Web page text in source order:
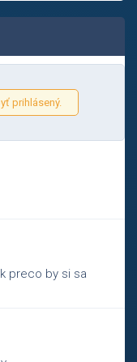
prihlásený.
preco by si sa